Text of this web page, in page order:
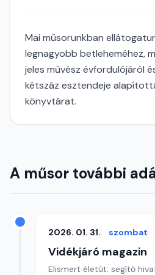
Mai műsorunkban
legnagyobb betleheméhez,
jeles művész évfordulójáról
kétszáz esztendeje
könyvtárat.
A műsor további
2026. 01. 31. szombat
Vidékjáró magazin
Elismert életút; segítő